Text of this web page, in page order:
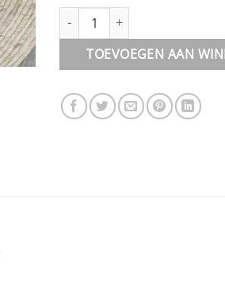
Rokje || Tutu zwart aantal
TOEVOEGEN AAN